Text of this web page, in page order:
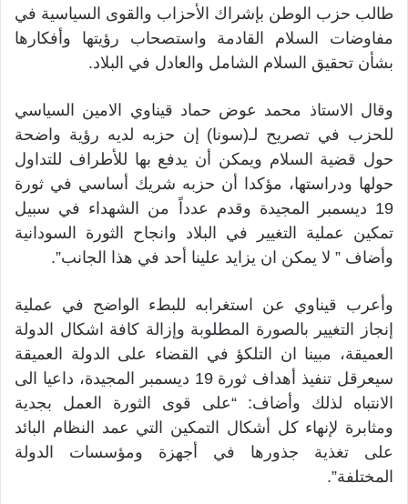
طالب حزب الوطن بإشراك الأحزاب والقوى السياسية في
مفاوضات السلام القادمة واستصحاب رؤيتها وأفكارها
بشأن تحقيق السلام الشامل والعادل في البلاد.
وقال الاستاذ محمد عوض حماد قيناوي الامين السياسي
للحزب في تصريح لـ(سونا) إن حزبه لديه رؤية واضحة
حول قضية السلام ويمكن أن يدفع بها للأطراف للتداول
حولها ودراستها، مؤكدا أن حزبه شريك أساسي في ثورة
19 ديسمبر المجيدة وقدم عدداً من الشهداء في سبيل
تمكين عملية التغيير في البلاد وانجاح الثورة السودانية
وأضاف ” لا يمكن ان يزايد علينا أحد في هذا الجانب”.
وأعرب قيناوي عن استغرابه للبطء الواضح في عملية
إنجاز التغيير بالصورة المطلوبة وإزالة كافة اشكال الدولة
العميقة، مبينا ان التلكؤ في القضاء على الدولة العميقة
سيعرقل تنفيذ أهداف ثورة 19 ديسمبر المجيدة، داعيا الى
الانتباه لذلك وأضاف: “على قوى الثورة العمل بجدية
ومثابرة لإنهاء كل أشكال التمكين التي عمد النظام البائد
على تغذية جذورها في أجهزة ومؤسسات الدولة
المختلفة”.